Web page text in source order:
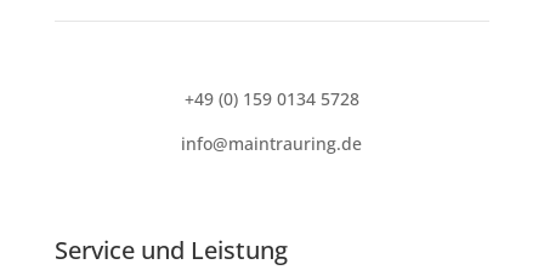
+49 (0) 159 0134 5728
info@maintrauring.de
Service und Leistung